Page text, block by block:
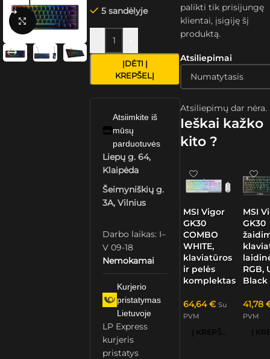
Spustelėkite, kad padidintumėte
5 sandėlyje
ĮDĖTI Į
KREPŠELĮ
Atsiimkite iš
mūsų
parduotuvės
Liepų g. 64,
Klaipėda
Šeimyniškių g.
3A, Vilnius
Darbo laikas: I–
V 09-18
Nemokamai
Kurjerio
pristatymas
Lietuvoje
LP Express
kurjeris
pristatys
Atsiliepimai
Atsiliepimų dar nėra.
palikti tik prisijungę
klientai, įsigiję šį
produktą.
Ieškai kažko
kito ?
MSI Vigor
GK30
COMBO
WHITE,
klaviatūros
ir pelės
komplektas
64,64€ Su
PVM
Į KREPŠELĮ
MSI
GK30
RGB,
Black
41,78
PVM